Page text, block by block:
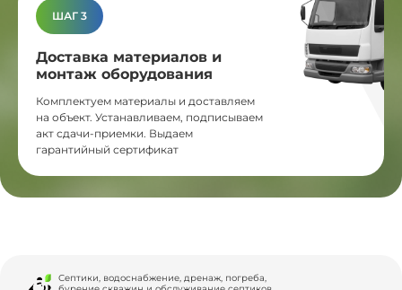
ШАГ 3
Доставка материалов и
монтаж оборудования
Комплектуем материалы и доставляем
на объект. Устанавливаем, подписываем
акт сдачи-приемки. Выдаем
гарантийный сертификат
Септики, водоснабжение, дренаж, погреба,